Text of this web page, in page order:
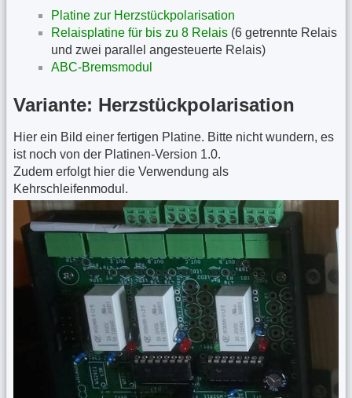
Platine zur Herzstückpolarisation
Relaisplatine für bis zu 8 Relais (6 getrennte Relais
und zwei parallel angesteuerte Relais)
ABC-Bremsmodul
Variante: Herzstückpolarisation
Hier ein Bild einer fertigen Platine. Bitte nicht wundern, es
ist noch von der Platinen-Version 1.0.
Zudem erfolgt hier die Verwendung als
Kehrschleifenmodul.